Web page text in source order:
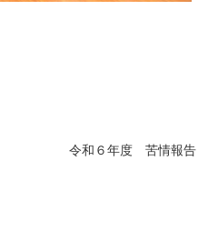
令和６年度 苦情報告